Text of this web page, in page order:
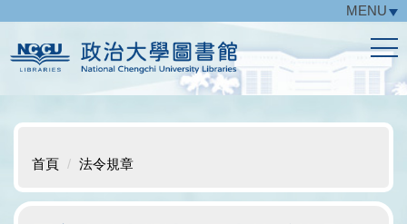
主
要
區
MENU
首頁 法令規章